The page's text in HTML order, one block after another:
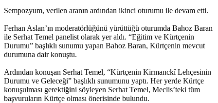
Sempozyum, verilen aranın ardından ikinci oturumu ile devam etti.
Ferhan Aslan’ın moderatörlüğünü yürüttüğü oturumda Bahoz Baran
ile Serhat Temel panelist olarak yer aldı. “Eğitim ve Kürtçenin
Durumu” başlıklı sunumu yapan Bahoz Baran, Kürtçenin mevcut
durumuna dair konuştu.
Ardından konuşan Serhat Temel, “Kürtçenin Kirmanckî Lehçesinin
Durumu ve Geleceği” başlıklı sunumunu yaptı. Her yerde Kürtçe
konuşulması gerektiğini söyleyen Serhat Temel, Meclis’teki tüm
başvuruların Kürtçe olması önerisinde bulundu.